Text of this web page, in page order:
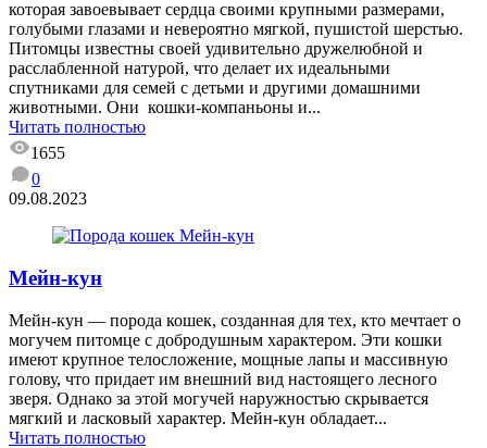
которая завоевывает сердца своими крупными размерами,
голубыми глазами и невероятно мягкой, пушистой шерстью.
Питомцы известны своей удивительно дружелюбной и
расслабленной натурой, что делает их идеальными
спутниками для семей с детьми и другими домашними
животными. Они кошки-компаньоны и...
Читать полностью
1655
0
09.08.2023
Мейн-кун
Мейн-кун — порода кошек, созданная для тех, кто мечтает о
могучем питомце с добродушным характером. Эти кошки
имеют крупное телосложение, мощные лапы и массивную
голову, что придает им внешний вид настоящего лесного
зверя. Однако за этой могучей наружностью скрывается
мягкий и ласковый характер. Мейн-кун обладает...
Читать полностью